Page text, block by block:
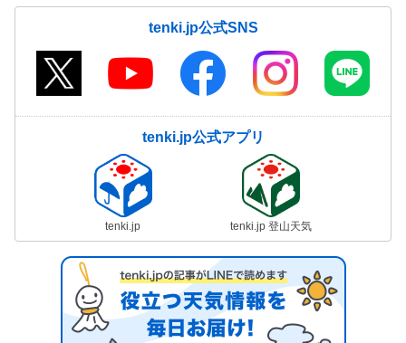
tenki.jp公式SNS
tenki.jp公式アプリ
tenki.jp tenki.jp 登山天気